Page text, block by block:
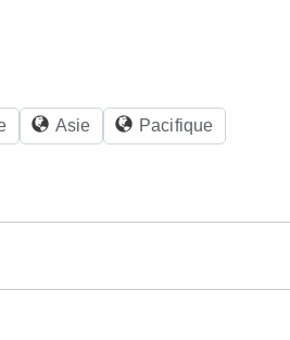
Asie Pacifique